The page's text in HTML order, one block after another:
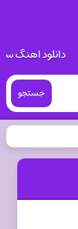
دانلود اهنگ
جستجو